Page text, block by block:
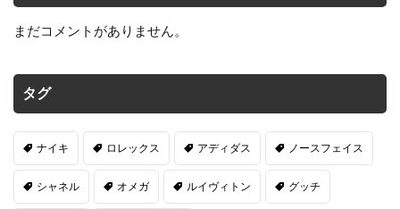
まだコメントがありません。
タグ
ナイキ ロレックス アディダス ノースフェイス
シャネル オメガ ルイヴィトン グッチ